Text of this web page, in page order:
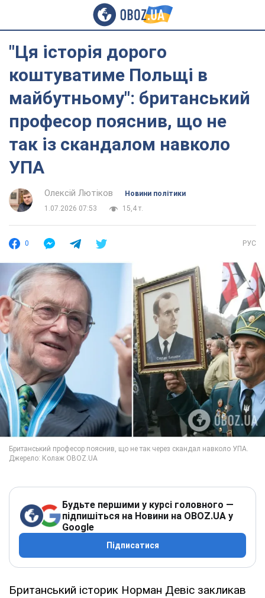
"Ця історія дорого
коштуватиме Польщі в
майбутньому": британський
професор пояснив, що не
так із скандалом навколо
УПА
Олексій Лютіков
Новини політики
1.07.2026 07:53
15,4 т.
0 РУС
Будьте першими у курсі головного —
підпишіться на Новини на OBOZ.UA у
Google
Підписатися
Британський історик Норман Девіс закликав